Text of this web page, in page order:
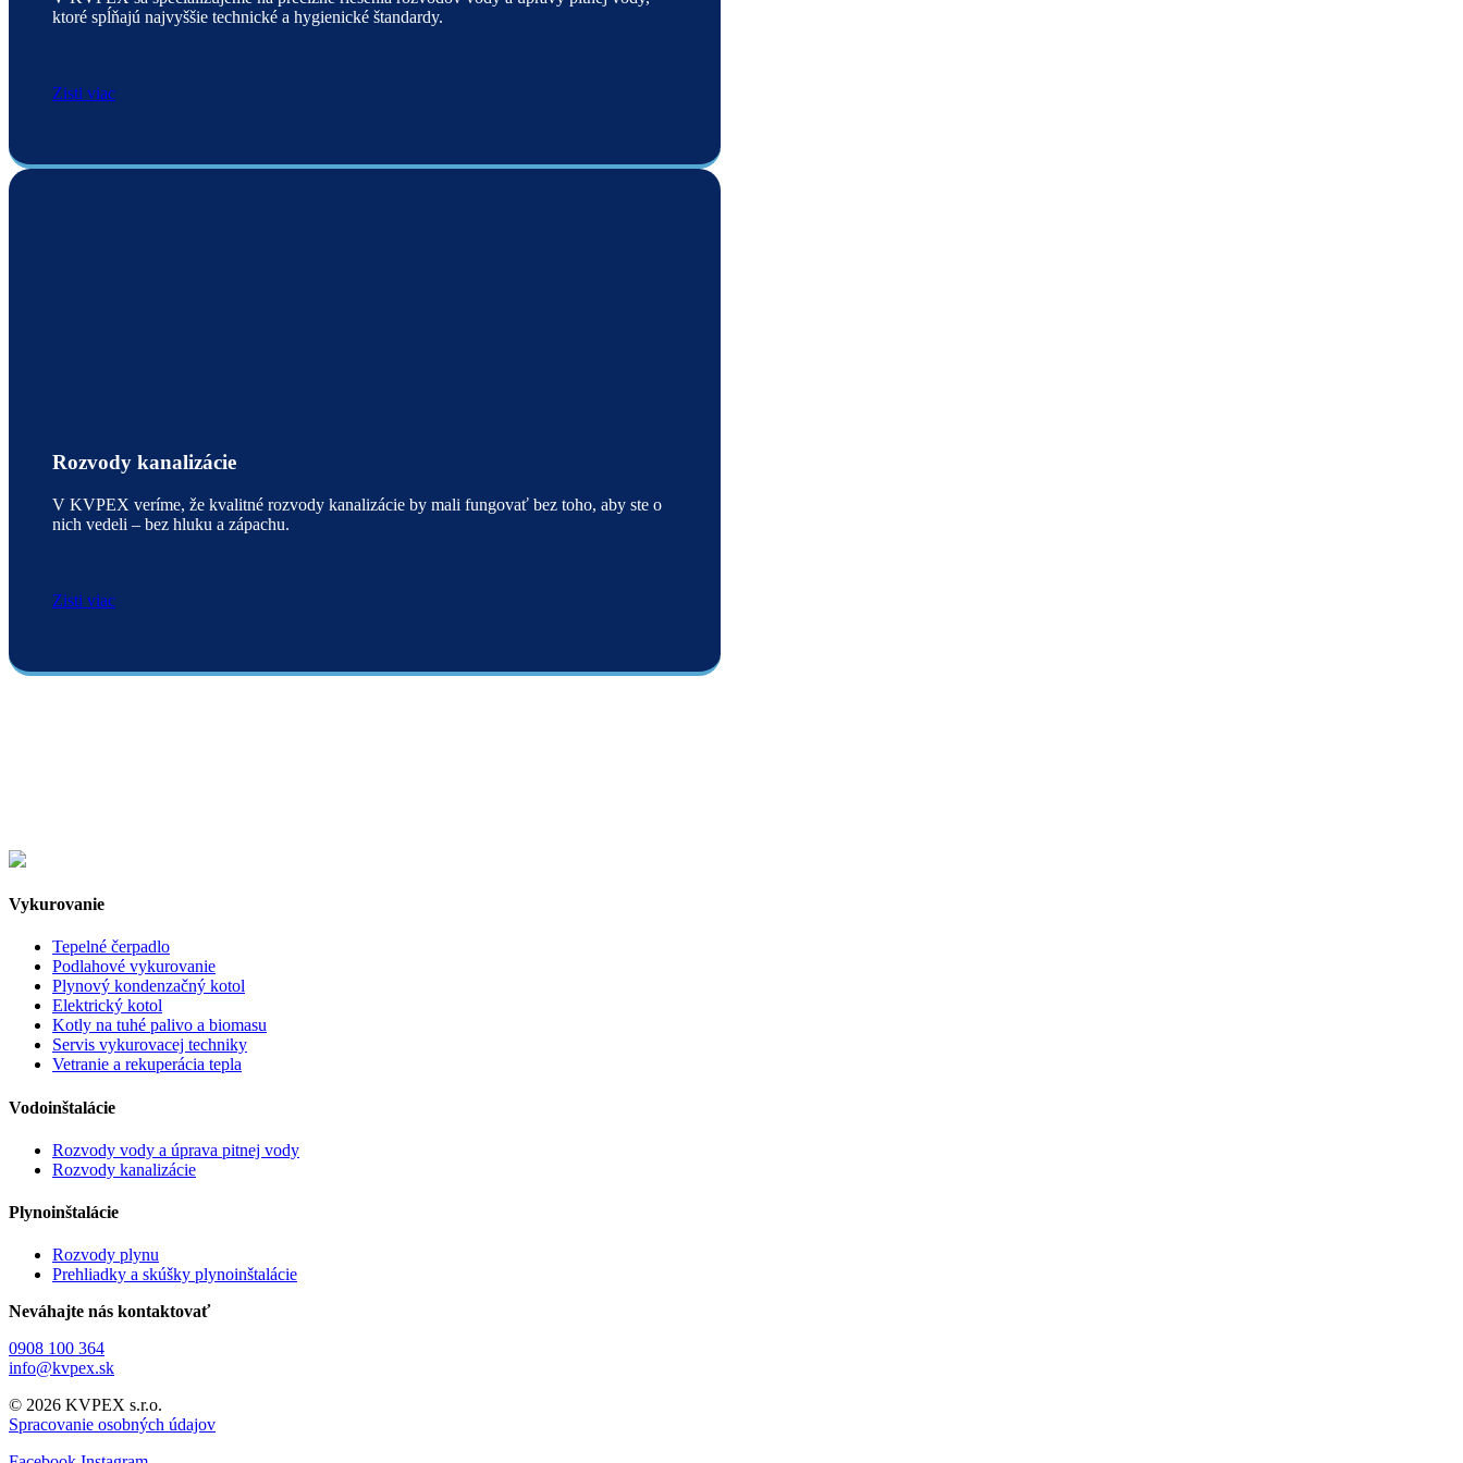
ktoré spĺňajú najvyššie technické a hygienické štandardy.
Zisti viac
Rozvody kanalizácie
V KVPEX veríme, že kvalitné rozvody kanalizácie by mali fungovať bez toho, aby ste o
nich vedeli – bez hluku a zápachu.
Zisti viac
Vykurovanie
Tepelné čerpadlo
Podlahové vykurovanie
Plynový kondenzačný kotol
Elektrický kotol
Kotly na tuhé palivo a biomasu
Servis vykurovacej techniky
Vetranie a rekuperácia tepla
Vodoinštalácie
Rozvody vody a úprava pitnej vody
Rozvody kanalizácie
Plynoinštalácie
Rozvody plynu
Prehliadky a skúšky plynoinštalácie
Neváhajte nás kontaktovať
0908 100 364
info@kvpex.sk
© 2026 KVPEX s.r.o.
Spracovanie osobných údajov